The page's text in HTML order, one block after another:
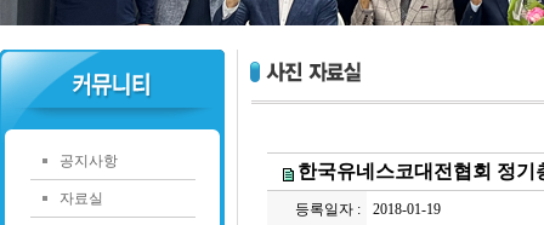
공지사항
자료실
한국유네스코대전협회 정기
등록일자 : 2018-01-19